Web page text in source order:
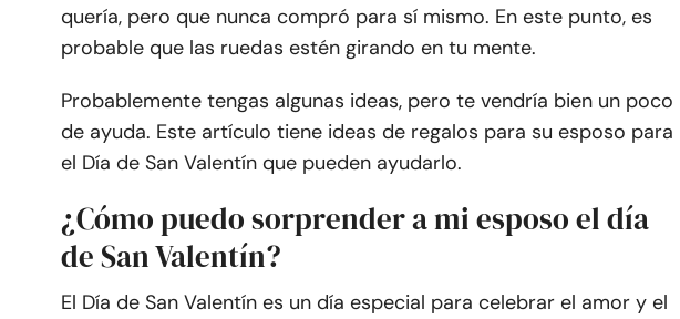
quería, pero que nunca compró para sí mismo. En este punto, es
probable que las ruedas estén girando en tu mente.
Probablemente tengas algunas ideas, pero te vendría bien un poco
de ayuda. Este artículo tiene ideas de regalos para su esposo para
el Día de San Valentín que pueden ayudarlo.
¿Cómo puedo sorprender a mi esposo el día
de San Valentín?
El Día de San Valentín es un día especial para celebrar el amor y el